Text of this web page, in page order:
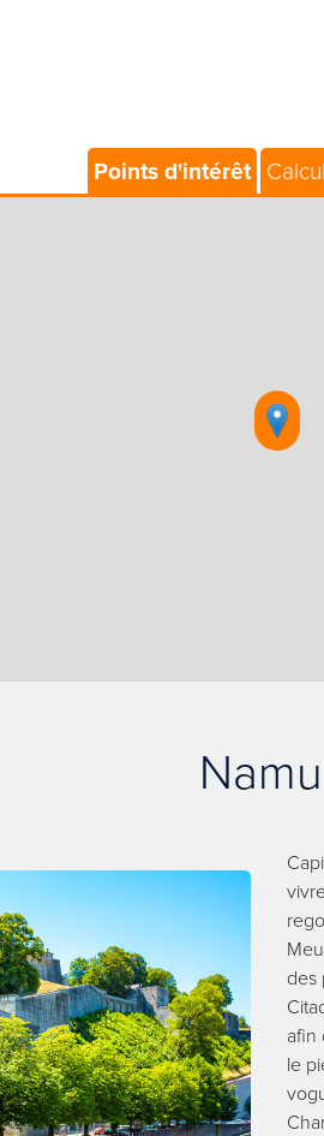
Points d'intérêt
des
afin
le